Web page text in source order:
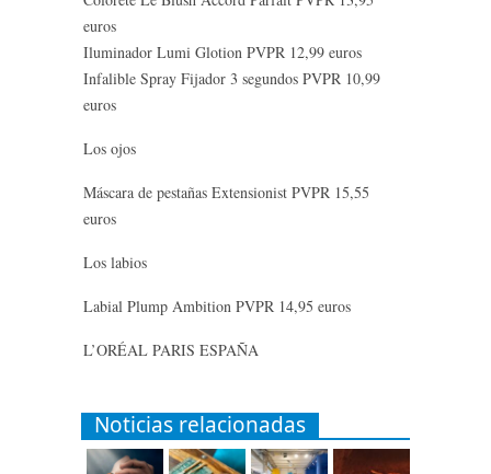
euros
Iluminador Lumi Glotion PVPR 12,99 euros
Infalible Spray Fijador 3 segundos PVPR 10,99
euros
Los ojos
Máscara de pestañas Extensionist PVPR 15,55
euros
Los labios
Labial Plump Ambition PVPR 14,95 euros
L’ORÉAL PARIS ESPAÑA
Noticias relacionadas